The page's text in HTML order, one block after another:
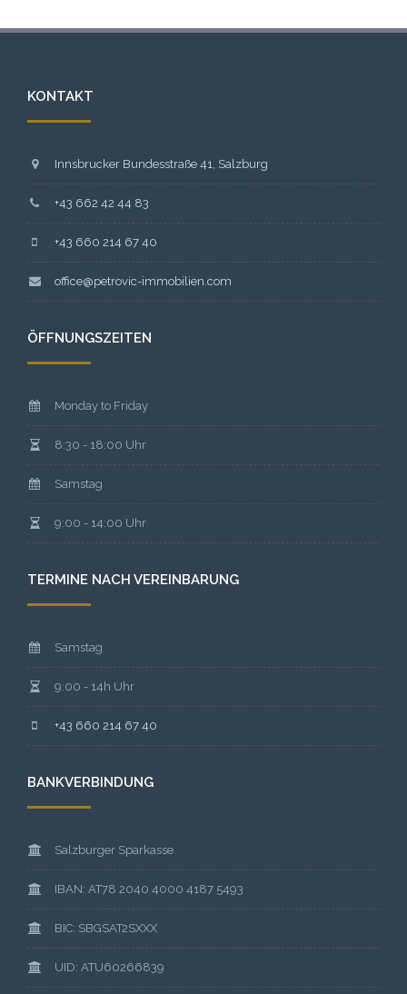
KONTAKT
Innsbrucker Bundesstraße 41, Salzburg
+43 662 42 44 83
+43 660 214 67 40
office@petrovic-immobilien.com
ÖFFNUNGSZEITEN
Monday to Friday
8:30 - 18:00 Uhr
Samstag
9:00 - 14:00 Uhr
TERMINE NACH VEREINBARUNG
Samstag
9:00 - 14h Uhr
+43 660 214 67 40
BANKVERBINDUNG
Salzburger Sparkasse
IBAN: AT78 2040 4000 4187 5493
BIC: SBGSAT2SXXX
UID: ATU60266839